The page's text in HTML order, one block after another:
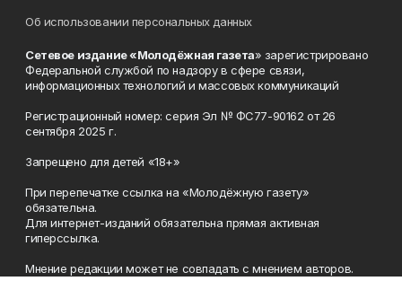
Об использовании персональных данных
Сетевое издание «Молодёжная газета» зарегистрировано
Федеральной службой по надзору в сфере связи,
информационных технологий и массовых коммуникаций
Регистрационный номер: серия Эл № ФС77-90162 от 26
сентября 2025 г.
Запрещено для детей «18+»
При перепечатке ссылка на «Молодёжную газету»
обязательна.
Для интернет-изданий обязательна прямая активная
гиперссылка.
Мнение редакции может не совпадать с мнением авторов.